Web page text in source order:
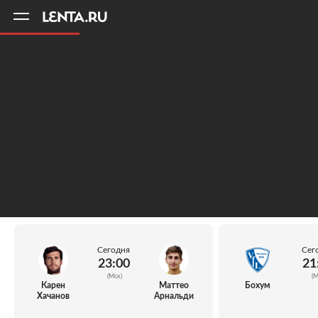
Карен
Хачанов
Сегодня
23:00
(Мск)
Маттео
Арнальди
Бохум